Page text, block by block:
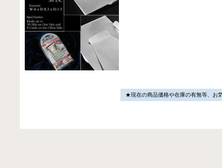
★現在の商品価格や在庫の有無等、お